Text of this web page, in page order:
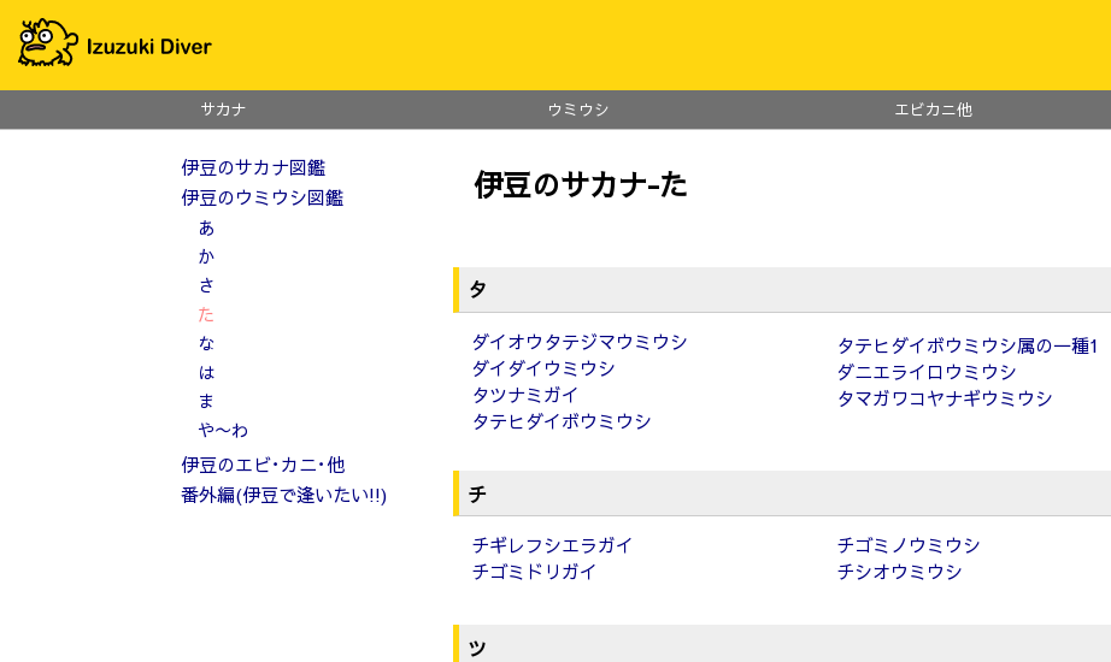
サカナ ウミウシ エビカニ他
伊豆のサカナ図鑑
伊豆のウミウシ図鑑
あ
か
さ
た
な
は
ま
や〜わ
伊豆のエビ･カニ･他
番外編(伊豆で逢いたい!!)
伊豆のサカナ-た
タ
ダイオウタテジマウミウシ
ダイダイウミウシ
タツナミガイ
タテヒダイボウミウシ
タテヒダイボウミウシ属の一種1
ダニエライロウミウシ
タマガワコヤナギウミウシ
チ
チギレフシエラガイ
チゴミドリガイ
チゴミノウミウシ
チシオウミウシ
ツ